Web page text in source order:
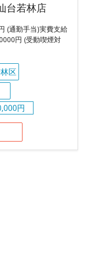
台若林店
(通勤手当)実費支給
円 (受動喫煙対
区
円